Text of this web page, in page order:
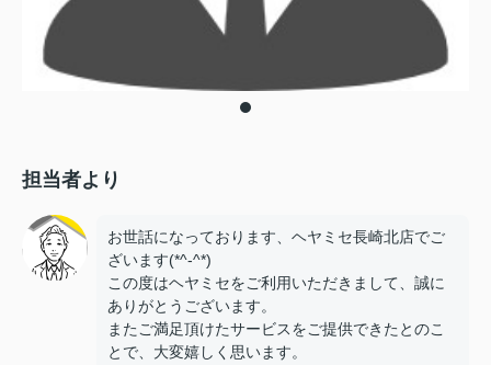
担当者より
お世話になっております、ヘヤミセ長崎北店でご
ざいます(*^-^*)
この度はヘヤミセをご利用いただきまして、誠に
ありがとうございます。
またご満足頂けたサービスをご提供できたとのこ
とで、大変嬉しく思います。